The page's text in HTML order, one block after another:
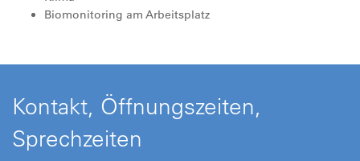
Biomonitoring am Arbeitsplatz
Kontakt, Öffnungszeiten,
Sprechzeiten